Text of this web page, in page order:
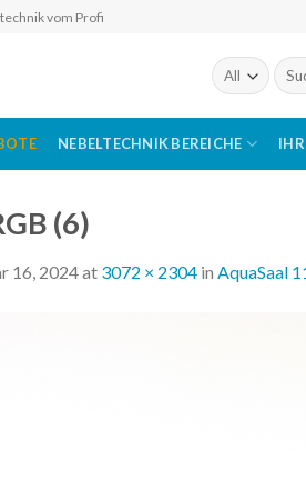
vom Profi
nach:
NEBELTECHNIK BEREICHE
(6)
16, 2024at 3072 × 2304 in AquaSaal